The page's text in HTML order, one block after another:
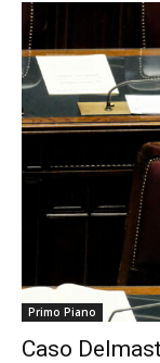
Primo Piano
Caso